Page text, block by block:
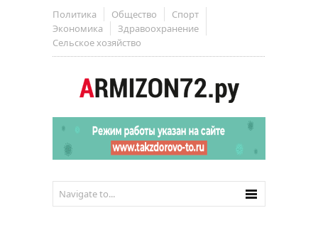
Политика Общество
Спорт
Экономика
Здравоохранение
Сельское хозяйство